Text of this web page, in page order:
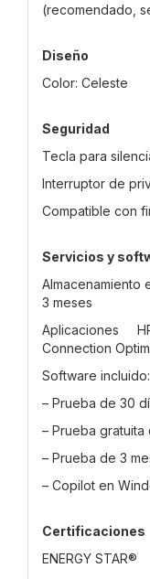
(recomendado,
Diseño
Color: Celeste
Seguridad
Tecla para
Interruptor de
Compatible con
Servicios y
Almacenamiento
3 meses
Aplicaciones
Connection
Software incluido:
– Prueba de 30
– Prueba gratuita
– Prueba de 3
– Copilot en
Certificaciones
ENERGY STAR®